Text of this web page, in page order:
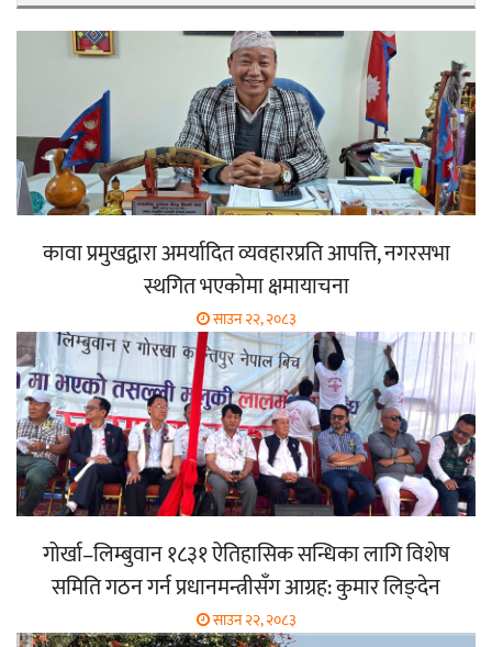
कावा प्रमुखद्वारा अमर्यादित व्यवहारप्रति आपत्ति, नगरसभा
स्थगित भएकोमा क्षमायाचना
साउन २२, २०८३
गोर्खा–लिम्बुवान १८३१ ऐतिहासिक सन्धिका लागि विशेष
समिति गठन गर्न प्रधानमन्त्रीसँग आग्रह: कुमार लिङ्देन
साउन २२, २०८३